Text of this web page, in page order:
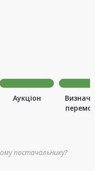
Аукціон
постачальнику?